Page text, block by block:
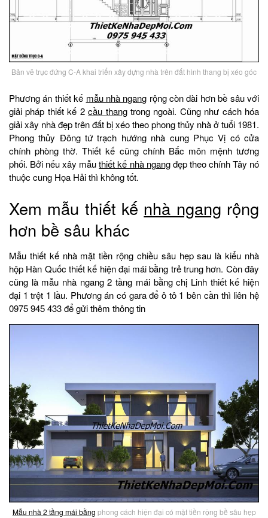
Bản vẽ trục đứng C-A khai triển xây dựng nhà trên đất hình thang bị xéo góc
Phương án thiết kế mẫu nhà ngang rộng còn dài hơn bề sâu với
giải pháp thiết kế 2cầu thangtrong ngoài. Cũng như cách hóa
giải xây nhà đẹp trên đất bị xéo theo phong thủy nhà ở tuổi 1981.
Phong thủy Đông tứ trạch hướng nhà cung Phục Vị có cửa
chính phòng thờ. Thiết kế cũng chính Bắc môn mệnh tương
phối. Bởi nếu xây mẫuthiết kế nhà ngangđẹp theo chính Tây nó
thuộc cung Họa Hải thì không tốt.
Xem mẫu thiết kế nhà ngang rộng
hơn bề sâu khác
Mẫu thiết kế nhà mặt tiền rộng chiều sâu hẹp sau là kiểu nhà
hộp Hàn Quốc thiết kế hiện đại mái bằng trẻ trung hơn. Còn đây
cũng là mẫu nhà ngang 2 tầng mái bằng chị Linh thiết kế hiện
đại 1 trệt 1 lầu. Phương án có gara để ô tô 1 bên cần thì liên hệ
0975 945 433 để gửi thêm thông tin
Mẫu nhà 2 tầng mái bằng phong cách hiện đại có mặt tiền rộng bề sâu hẹp